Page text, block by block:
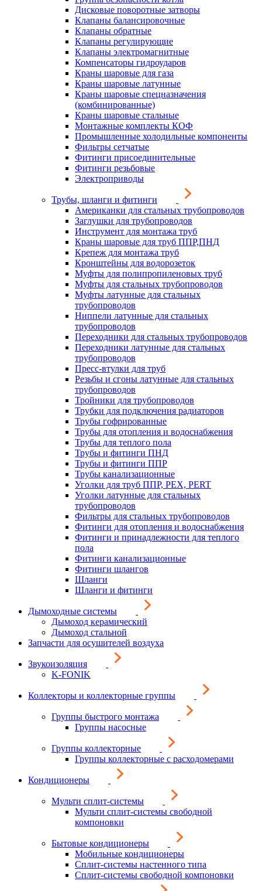
Дисковые поворотные затворы
Клапаны балансировочные
Клапаны обратные
Клапаны регулирующие
Клапаны электромагнитные
Компенсаторы гидроударов
Краны шаровые для газа
Краны шаровые латунные
Краны шаровые спецназначения
(комбинированные)
Краны шаровые стальные
Монтажные комплекты КОФ
Промышленные холодильные компоненты
Фильтры сетчатые
Фитинги присоединительные
Фитинги резьбовые
Электроприводы
Трубы, шланги и фитинги
Американки для стальных трубопроводов
Заглушки для трубопроводов
Инструмент для монтажа труб
Краны шаровые для труб ППР,ПНД
Крепеж для монтажа труб
Кронштейны для водорозеток
Муфты для полипропиленовых труб
Муфты для стальных трубопроводов
Муфты латунные для стальных
трубопроводов
Ниппели латунные для стальных
трубопроводов
Переходники для стальных трубопроводов
Переходники латунные для стальных
трубопроводов
Пресс-втулки для труб
Резьбы и сгоны латунные для стальных
трубопроводов
Тройники для трубопроводов
Трубки для подключения радиаторов
Трубы гофрированные
Трубы для отопления и водоснабжения
Трубы для теплого пола
Трубы и фитинги ПНД
Трубы и фитинги ППР
Трубы канализационные
Уголки для труб ППР, PEX, PERT
Уголки латунные для стальных
трубопроводов
Фильтры для стальных трубопроводов
Фитинги для отопления и водоснабжения
Фитинги и принадлежности для теплого
пола
Фитинги канализационные
Фитинги шлангов
Шланги
Шланги и фитинги
Дымоходные системы
Дымоход керамический
Дымоход стальной
Запчасти для осушителей воздуха
Звукоизоляция
K-FONIK
Коллекторы и коллекторные группы
Группы быстрого монтажа
Группы насосные
Группы коллекторные
Группы коллекторные с расходомерами
Кондиционеры
Мульти сплит-системы
Мульти сплит-системы свободной
компоновки
Бытовые кондиционеры
Мобильные кондиционеры
Сплит-системы настенного типа
Сплит-системы свободной компоновки